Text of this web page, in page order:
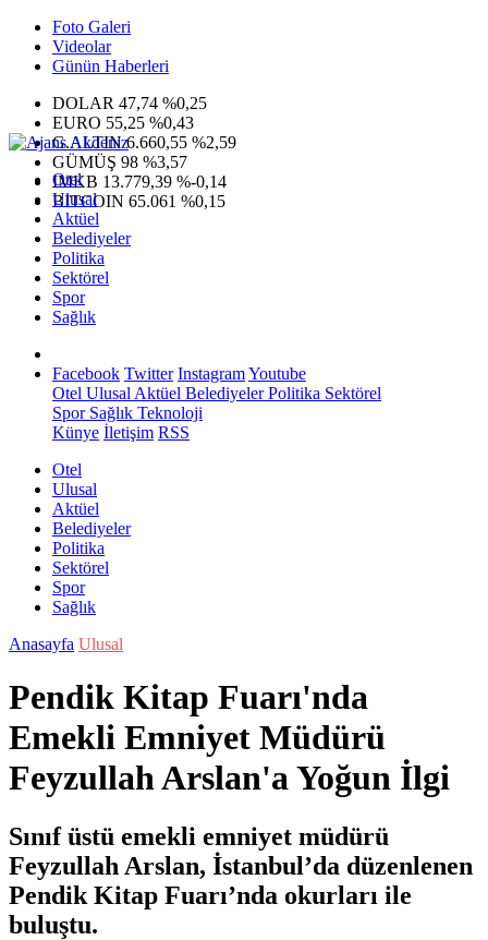
Foto Galeri
Videolar
Günün Haberleri
DOLAR 47,74 %0,25
EURO 55,25 %0,43
G.ALTIN6.660,55 %2,59
GÜMÜŞ 98 %3,57
IMKB 13.779,39 %-0,14
BITCOIN 65.061 %0,15
Otel
Ulusal
Aktüel
Belediyeler
Politika
Sektörel
Spor
Sağlık
Facebook Twitter InstagramYoutube
Otel Ulusal Aktüel BelediyelerPolitika Sektörel
SporSağlık Teknoloji
Künye İletişim RSS
Otel
Ulusal
Aktüel
Belediyeler
Politika
Sektörel
Spor
Sağlık
Anasayfa Ulusal
Pendik Kitap Fuarı'nda
Emekli Emniyet Müdürü
Feyzullah Arslan'a Yoğun İlgi
Sınıf üstü emekli emniyet müdürü
Feyzullah Arslan, İstanbul’da düzenlenen
Pendik Kitap Fuarı’nda okurları ile
buluştu.